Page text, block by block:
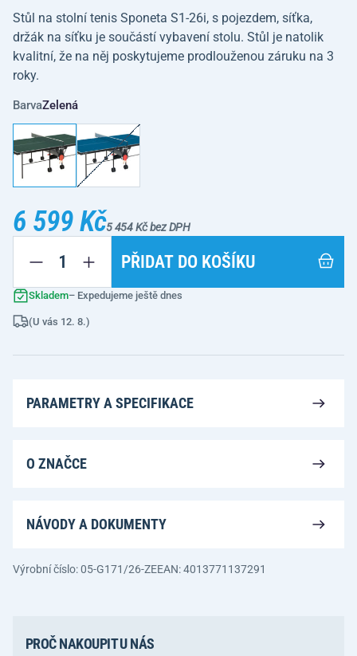
Stůl na stolní tenis Sponeta S1-26i, s pojezdem, síťka,
držák na síťku je součástí vybavení stolu. Stůl je natolik
kvalitní, že na něj poskytujeme prodlouženou záruku na 3
roky.
BarvaZelená
6 599 Kč5 454 Kč bez DPH
PŘIDAT DO KOŠÍKU
Skladem– Expedujeme ještě dnes
(U vás 12. 8.)
PARAMETRY A SPECIFIKACE
O ZNAČCE
NÁVODY A DOKUMENTY
Výrobní číslo: 05-G171/26-ZEEAN: 4013771137291
PROČ NAKOUPIT U NÁS